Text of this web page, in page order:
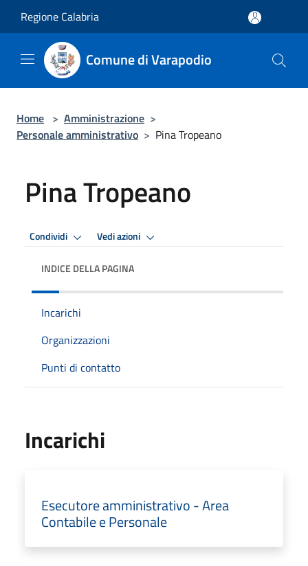
Regione Calabria
Comune di Varapodio
Home > Amministrazione >
Personale amministrativo > Pina Tropeano
Pina Tropeano
Condividi Vedi azioni
INDICE DELLA PAGINA
Incarichi
Organizzazioni
Punti di contatto
Incarichi
Esecutore amministrativo - Area
Contabile e Personale